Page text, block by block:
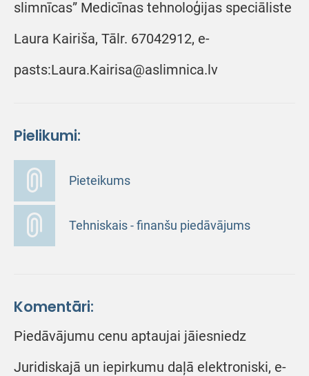
slimnīcas” Medicīnas tehnoloģijas speciāliste
Laura Kairiša, Tālr. 67042912, e-
pasts:Laura.Kairisa@aslimnica.lv
Pielikumi:
Pieteikums
Tehniskais - finanšu piedāvājums
Komentāri:
Piedāvājumu cenu aptaujai jāiesniedz
Juridiskajā un iepirkumu daļā elektroniski, e-